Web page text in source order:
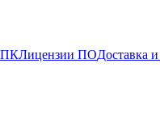
ПКЛицензии ПОДоставка